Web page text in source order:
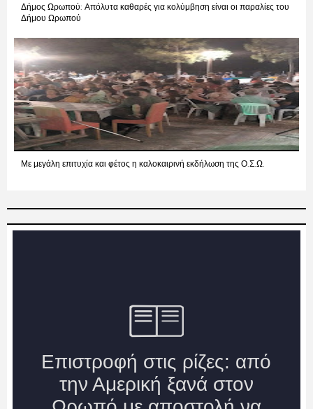
Δήμος Ωρωπού: Απόλυτα καθαρές για κολύμβηση είναι οι παραλίες του
Δήμου Ωρωπού
Με μεγάλη επιτυχία και φέτος η καλοκαιρινή εκδήλωση της Ο.Σ.Ω.